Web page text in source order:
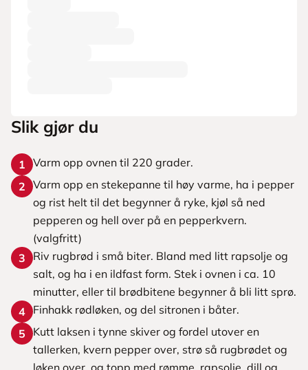
Slik gjør du
1 Varm opp ovnen til 220 grader.
2 Varm opp en stekepanne til høy varme, ha i pepper
og rist helt til det begynner å ryke, kjøl så ned
pepperen og hell over på en pepperkvern.
(valgfritt)
3
Riv rugbrød i små biter. Bland med litt rapsolje og
salt, og ha i en ildfast form. Stek i ovnen i ca. 10
minutter, eller til brødbitene begynner å bli litt sprø.
4 Finhakk rødløken, og del sitronen i båter.
5
Kutt laksen i tynne skiver og fordel utover en
tallerken, kvern pepper over, strø så rugbrødet og
løken over, og topp med rømme, rapsolje, dill og